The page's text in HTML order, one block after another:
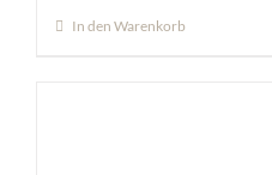
In den Warenkorb